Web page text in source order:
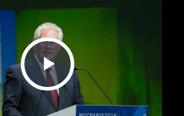
Play Video